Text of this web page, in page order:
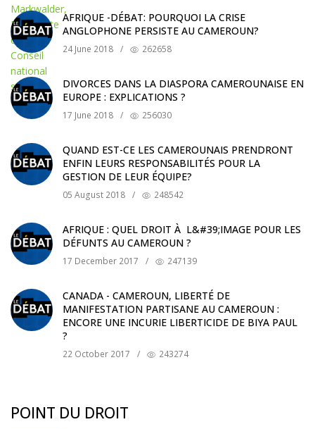
AFRIQUE -DÉBAT: POURQUOI LA CRISE
ANGLOPHONE PERSISTE AU CAMEROUN?
24 June 2018 / 262658
DIVORCES DANS LA DIASPORA CAMEROUNAISE EN
EUROPE : EXPLICATIONS ?
17 June 2018 / 256030
QUAND EST-CE LES CAMEROUNAIS PRENDRONT
ENFIN LEURS RESPONSABILITÉS POUR LA
GESTION DE LEUR ÉQUIPE?
05 August 2018 / 248542
AFRIQUE : QUEL DROIT À L&#39;IMAGE POUR LES
DÉFUNTS AU CAMEROUN ?
17 December 2017 / 247139
CANADA - CAMEROUN, LIBERTÉ DE
MANIFESTATION PARTISANE AU CAMEROUN :
ENCORE UNE INCURIE LIBERTICIDE DE BIYA PAUL
?
22 October 2017 / 243274
POINT DU DROIT